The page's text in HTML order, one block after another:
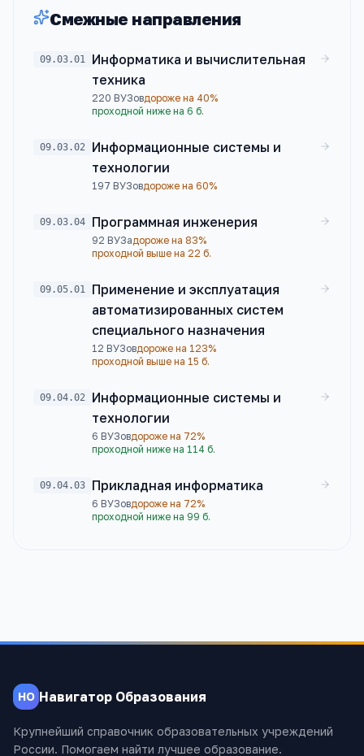
Смежные направления
09.03.01
Информатика и вычислительная
техника
220 ВУЗовдороже на 40%
проходной ниже на 6 б.
09.03.02
Информационные системы и
технологии
197 ВУЗовдороже на 60%
09.03.04 Программная инженерия
92 ВУЗадороже на 83%
проходной выше на 22 б.
09.05.01
Применение и эксплуатация
автоматизированных систем
специального назначения
12 ВУЗовдороже на 123%
проходной выше на 15 б.
09.04.02
Информационные системы и
технологии
6 ВУЗовдороже на 72%
проходной ниже на 114 б.
09.04.03 Прикладная информатика
6 ВУЗовдороже на 72%
проходной ниже на 99 б.
НО Навигатор Образования
Крупнейший справочник образовательных учреждений
России. Помогаем найти лучшее образование.